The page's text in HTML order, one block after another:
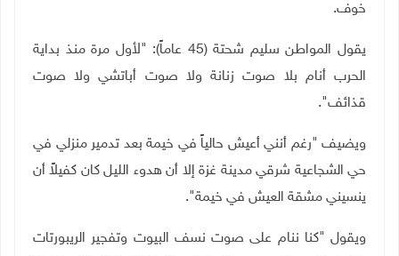
خوف.
يقول المواطن سليم شحتة (45 عاماً): "لأول مرة منذ بداية
الحرب أنام بلا صوت زنانة ولا صوت أباتشي ولا صوت
قذائف".
ويضيف "رغم أنني أعيش حالياً في خيمة بعد تدمير منزلي في
حي الشجاعية شرقي مدينة غزة إلا أن هدوء الليل كان كفيلاً أن
ينسيني مشقة العيش في خيمة".
ويقول "كنا ننام على صوت نسف البيوت وتفجير الريبورتات